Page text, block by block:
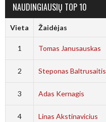
NAUDINGIAUSIŲ TOP 10
Vieta Žaidėjas
1 Tomas Janusauskas
2 Steponas Baltrusaitis
3 Adas Kernagis
4 Linas Akstinavicius